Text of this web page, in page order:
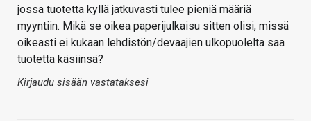
jossa tuotetta kyllä jatkuvasti tulee pieniä määriä
myyntiin. Mikä se oikea paperijulkaisu sitten olisi, missä
oikeasti ei kukaan lehdistön/devaajien ulkopuolelta saa
tuotetta käsiinsä?
Kirjaudu sisään vastataksesi